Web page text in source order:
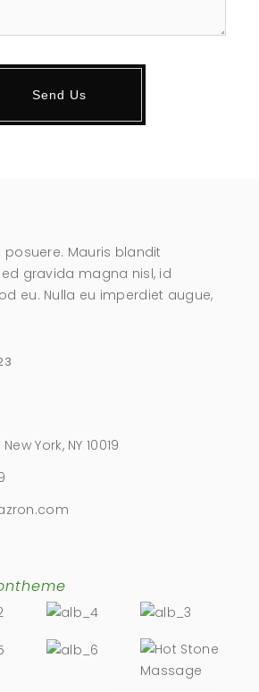
Mauris blandit
gravida magna nisl, id
eu. Nulla eu imperdiet augue,
York, NY 10019